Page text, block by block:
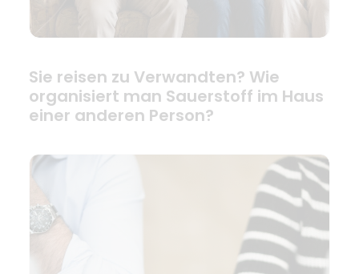
Sie reisen zu Verwandten? Wie
organisiert man Sauerstoff im Haus
einer anderen Person?